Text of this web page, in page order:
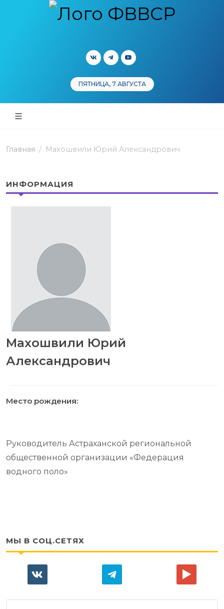
ПЯТНИЦА, 7 АВГУСТА
Главная Махошвили Юрий Александрович
ИНФОРМАЦИЯ
Махошвили Юрий
Александрович
Место рождения:
Руководитель Астраханской региональной
общественной организации «Федерация
водного поло»
МЫ В СОЦ.СЕТЯХ